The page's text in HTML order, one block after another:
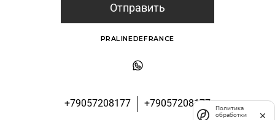
Отправить
+79057208177 +79057208177
PRALINEDEFRANCE
Политика
обработки